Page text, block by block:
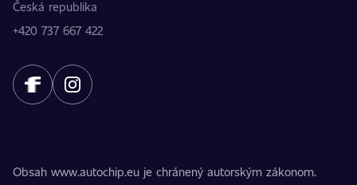
Česká republika
+420 737 667 422
Obsah www.autochip.eu je chránený autorským zákonom.